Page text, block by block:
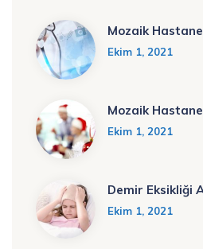
Mozaik
Ekim 1, 2021
Mozaik
Ekim 1, 2021
Demir Eksikliği
Ekim 1, 2021